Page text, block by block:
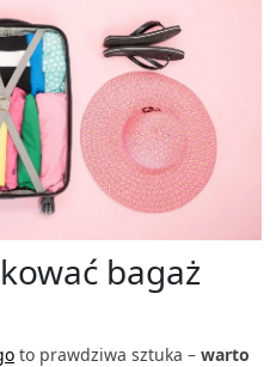
bagaż
to prawdziwa sztuka – warto